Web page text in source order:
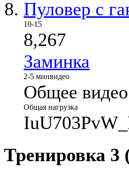
Пуловер с
10-15
8,267
Заминка
2-5 минвидео
Общее видео
Общая нагрузка
Тренировка 3